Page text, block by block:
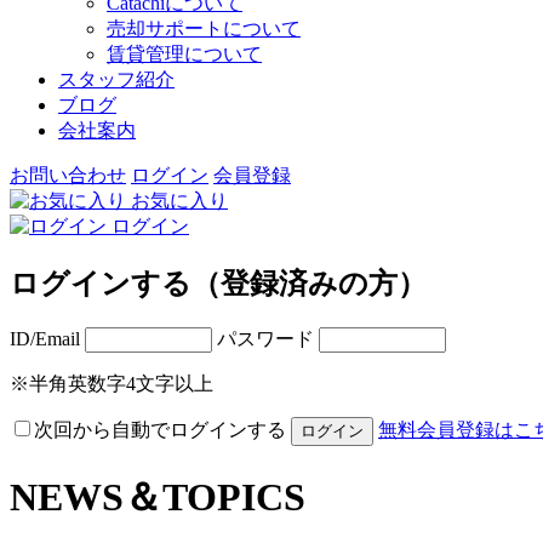
売却サポートについて
賃貸管理について
スタッフ紹介
ブログ
会社案内
お問い合わせ ログイン 会員登録
お気に入り
ログイン
ログインする（登録済みの方）
ID/Email パスワード
※半角英数字4文字以上
次回から自動でログインする 無料会員登録はこ
NEWS＆TOPICS